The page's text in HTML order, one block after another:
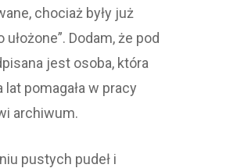
chociaż były już
Dodam, że pod
jest osoba, która
lat pomagała w pracy
archiwum.
pustych pudeł i